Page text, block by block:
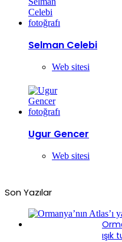
Selman Celebi
Web sitesi
Ugur Gencer
Web sitesi
Son Yazılar
ışık